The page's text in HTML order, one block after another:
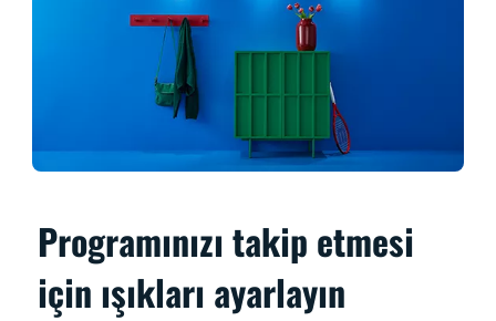
Programınızı takip etmesi
için ışıkları ayarlayın